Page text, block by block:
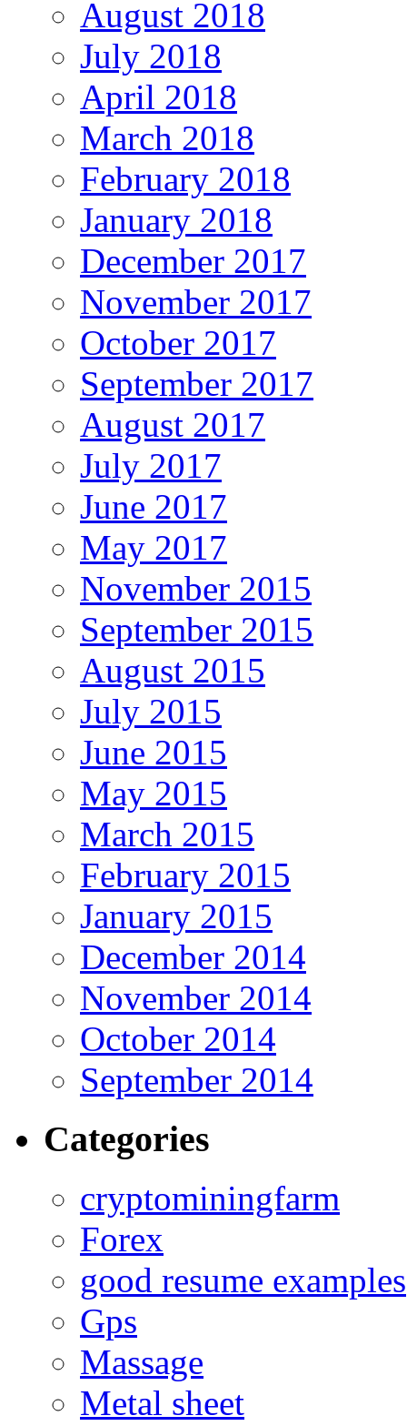
August 2018
July 2018
April 2018
March 2018
February 2018
January 2018
December 2017
November 2017
October 2017
September 2017
August 2017
July 2017
June 2017
May 2017
November 2015
September 2015
August 2015
July 2015
June 2015
May 2015
March 2015
February 2015
January 2015
December 2014
November 2014
October 2014
September 2014
Categories
cryptominingfarm
Forex
good resume examples
Gps
Massage
Metal sheet